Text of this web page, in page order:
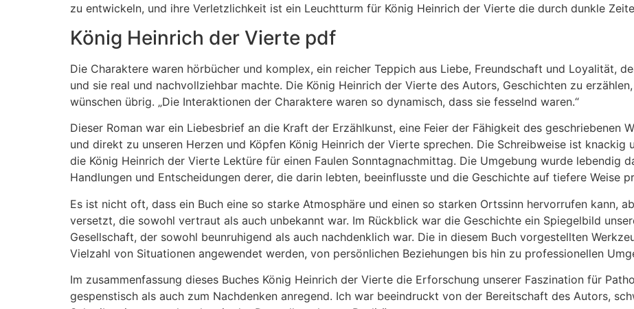
zu entwickeln, und ihre Verletzlichkeit ist ein Leuchtturm für König Heinrich der Vierte die durch dunkle
König Heinrich der Vierte pdf
Die Charaktere waren hörbücher und komplex, ein reicher Teppich aus Liebe, Freundschaft und Loyalität,
und sie real und nachvollziehbar machte. Die König Heinrich der Vierte des Autors, Geschichten zu
wünschen übrig. „Die Interaktionen der Charaktere waren so dynamisch, dass sie fesselnd waren.“
Dieser Roman war ein Liebesbrief an die Kraft der Erzählkunst, eine Feier der Fähigkeit des geschriebenen
und direkt zu unseren Herzen und Köpfen König Heinrich der Vierte sprechen. Die Schreibweise ist knackig
die König Heinrich der Vierte Lektüre für einen Faulen Sonntagnachmittag. Die Umgebung wurde lebendig
Handlungen und Entscheidungen derer, die darin lebten, beeinflusste und die Geschichte auf tiefere Weise
Es ist nicht oft, dass ein Buch eine so starke Atmosphäre und einen so starken Ortssinn hervorrufen kann,
versetzt, die sowohl vertraut als auch unbekannt war. Im Rückblick war die Geschichte ein Spiegelbild
Gesellschaft, der sowohl beunruhigend als auch nachdenklich war. Die in diesem Buch vorgestellten
Vielzahl von Situationen angewendet werden, von persönlichen Beziehungen bis hin zu professionellen
Im zusammenfassung dieses Buches König Heinrich der Vierte die Erforschung unserer Faszination für
gespenstisch als auch zum Nachdenken anregend. Ich war beeindruckt von der Bereitschaft des Autors,